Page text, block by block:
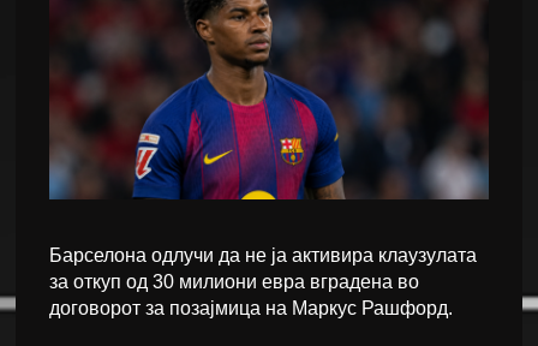
Барселона одлучи да не ја активира клаузулата
за откуп од 30 милиони евра вградена во
договорот за позајмица на Маркус Рашфорд.